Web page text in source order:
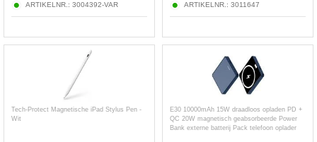
ARTIKELNR.: 3004392-VAR ARTIKELNR.: 3011647
Tech-Protect Magnetische iPad Stylus Pen -
Wit
E30 10000mAh 15W draadloos opladen PD +
QC 20W magnetisch geabsorbeerde Power
Bank externe batterij Pack telefoon oplader